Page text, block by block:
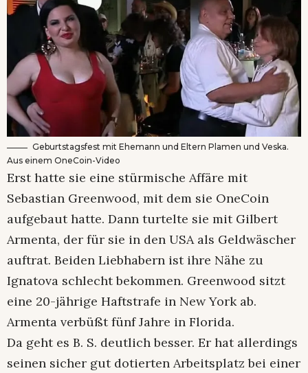
Geburtstagsfest mit Ehemann und Eltern Plamen und Veska.
Aus einem OneCoin-Video
Erst hatte sie eine stürmische Affäre mit
Sebastian Greenwood, mit dem sie OneCoin
aufgebaut hatte. Dann turtelte sie mit Gilbert
Armenta, der für sie in den USA als Geldwäscher
auftrat. Beiden Liebhabern ist ihre Nähe zu
Ignatova schlecht bekommen. Greenwood sitzt
eine 20-jährige Haftstrafe in New York ab.
Armenta verbüßt fünf Jahre in Florida.
Da geht es B. S. deutlich besser. Er hat allerdings
seinen sicher gut dotierten Arbeitsplatz bei einer